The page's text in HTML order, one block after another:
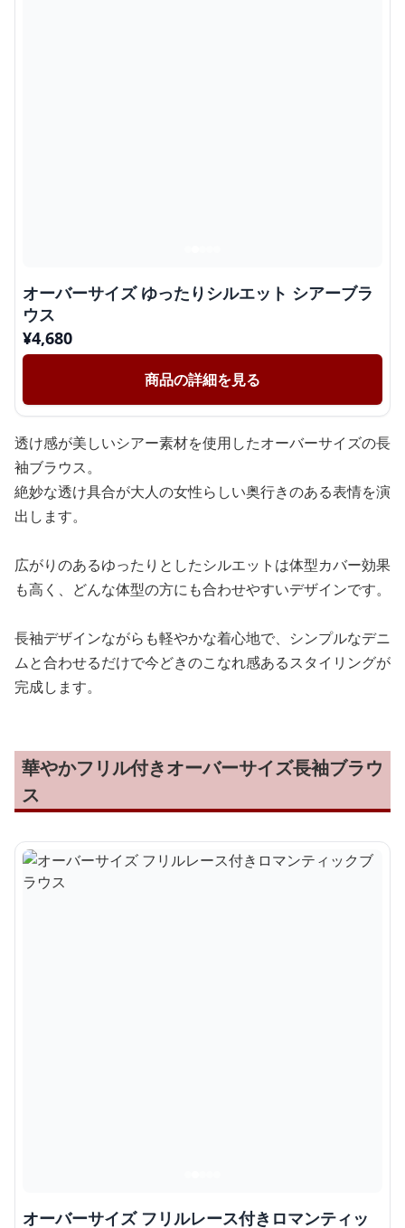
オーバーサイズ ゆったりシルエット シアーブラ
ウス
¥4,680
商品の詳細を見る
透け感が美しいシアー素材を使用したオーバーサイズの長
袖ブラウス。
絶妙な透け具合が大人の女性らしい奥行きのある表情を演
出します。
広がりのあるゆったりとしたシルエットは体型カバー効果
も高く、どんな体型の方にも合わせやすいデザインです。
長袖デザインながらも軽やかな着心地で、シンプルなデニ
ムと合わせるだけで今どきのこなれ感あるスタイリングが
完成します。
華やかフリル付きオーバーサイズ長袖ブラウ
ス
オーバーサイズ フリルレース付きロマンティッ